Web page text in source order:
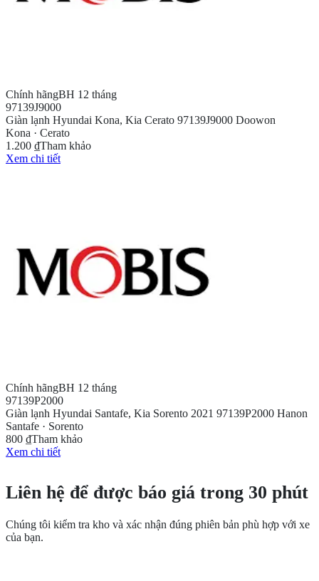
Chính hãngBH 12 tháng
97139J9000
Giàn lạnh Hyundai Kona, Kia Cerato 97139J9000 Doowon
Kona · Cerato
1.200 ₫Tham khảo
Xem chi tiết
Chính hãngBH 12 tháng
97139P2000
Giàn lạnh Hyundai Santafe, Kia Sorento 2021 97139P2000 Hanon
Santafe · Sorento
800 ₫Tham khảo
Xem chi tiết
Liên hệ để được báo giá trong 30 phút
Chúng tôi kiểm tra kho và xác nhận đúng phiên bản phù hợp với xe
của bạn.